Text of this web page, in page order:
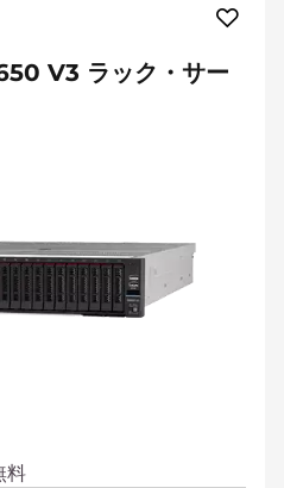
V3 ラック・サー
料